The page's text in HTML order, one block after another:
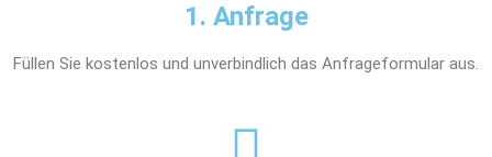
1. Anfrage
Füllen Sie kostenlos und unverbindlich das Anfrageformular aus.